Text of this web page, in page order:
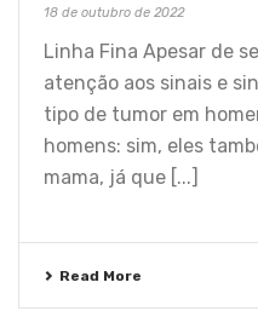
18 de outubro de 2022
Linha Fina Apesar de
atenção aos sinais e
tipo de tumor em
homens: sim, eles
mama, já que [...]
Read More